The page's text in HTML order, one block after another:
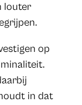
louter
op
in dat